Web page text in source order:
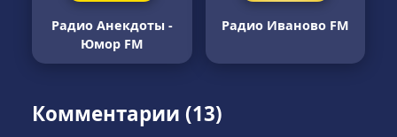
Радио Анекдоты -
Юмор FM
Радио Иваново FM
Комментарии (13)